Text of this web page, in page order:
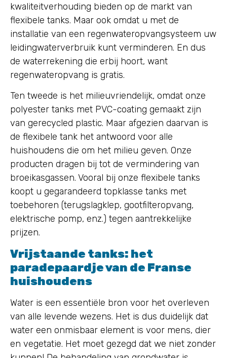
kwaliteitverhouding bieden op de markt van
flexibele tanks. Maar ook omdat u met de
installatie van een regenwateropvangsysteem uw
leidingwaterverbruik kunt verminderen. En dus
de waterrekening die erbij hoort, want
regenwateropvang is gratis.
Ten tweede is het milieuvriendelijk, omdat onze
polyester tanks met PVC-coating gemaakt zijn
van gerecycled plastic. Maar afgezien daarvan is
de flexibele tank het antwoord voor alle
huishoudens die om het milieu geven. Onze
producten dragen bij tot de vermindering van
broeikasgassen. Vooral bij onze flexibele tanks
koopt u gegarandeerd topklasse tanks met
toebehoren (terugslagklep, gootfilteropvang,
elektrische pomp, enz.) tegen aantrekkelijke
prijzen.
Vrijstaande tanks: het
paradepaardje van de Franse
huishoudens
Water is een essentiële bron voor het overleven
van alle levende wezens. Het is dus duidelijk dat
water een onmisbaar element is voor mens, dier
en vegetatie. Het moet gezegd dat we niet zonder